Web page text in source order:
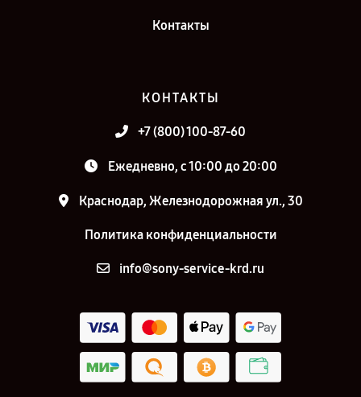
Контакты
КОНТАКТЫ
+7 (800) 100-87-60
Ежедневно, с 10:00 до 20:00
Краснодар, Железнодорожная ул., 30
Политика конфиденциальности
info@sony-service-krd.ru